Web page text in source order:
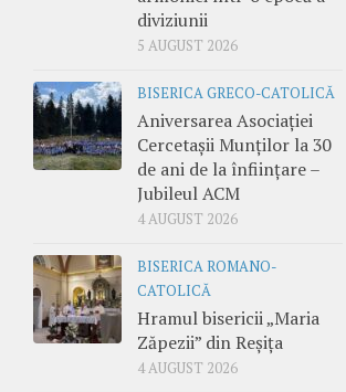
diviziunii
5 AUGUST 2026
BISERICA GRECO-CATOLICĂ
Aniversarea Asociației
Cercetașii Munților la 30
de ani de la înființare –
Jubileul ACM
4 AUGUST 2026
BISERICA ROMANO-
CATOLICĂ
Hramul bisericii „Maria
Zăpezii” din Reșița
4 AUGUST 2026